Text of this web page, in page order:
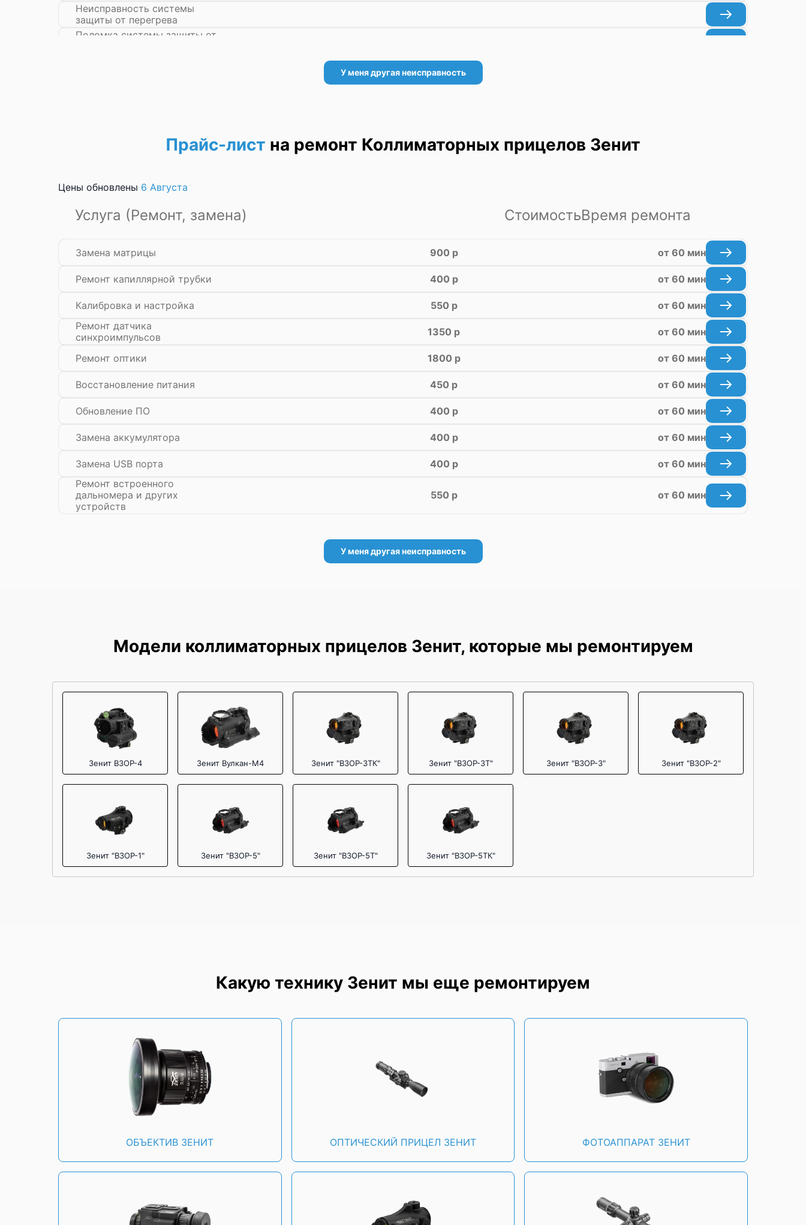
Неисправность системы
защиты от перегрева
Поломка системы защиты от
У меня другая неисправность
Прайс-лист на ремонт Коллиматорных прицелов Зенит
Цены обновлены 6 Августа
Услуга (Ремонт, замена) СтоимостьВремя ремонта
Замена матрицы 900 р от 60 мин
Ремонт капиллярной трубки 400 р от 60 мин
Калибровка и настройка 550 р
от 60 мин
Ремонт датчика
синхроимпульсов
1350 р от 60 мин
Ремонт оптики 1800 р от 60 мин
Восстановление питания 450 р от 60 мин
Обновление ПО 400 р от 60 мин
Замена аккумулятора 400 р от 60 мин
Замена USB порта 400 р
от 60 мин
Ремонт встроенного
дальномера и других
устройств
550 р от 60 мин
У меня другая неисправность
Модели коллиматорных прицелов Зенит, которые мы ремонтируем
Зенит ВЗОР-4 Зенит Вулкан-М4 Зенит "ВЗОР-3ТК" Зенит "ВЗОР-3Т" Зенит "ВЗОР-3" Зенит "ВЗОР-2"
Зенит "ВЗОР-1" Зенит "ВЗОР-5" Зенит "ВЗОР-5Т" Зенит "ВЗОР-5ТК"
Какую технику Зенит мы еще ремонтируем
ОБЪЕКТИВ ЗЕНИТ ОПТИЧЕСКИЙ ПРИЦЕЛ ЗЕНИТ ФОТОАППАРАТ ЗЕНИТ